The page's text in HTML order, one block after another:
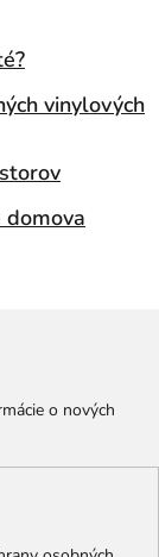
vinylových
domova
o nových